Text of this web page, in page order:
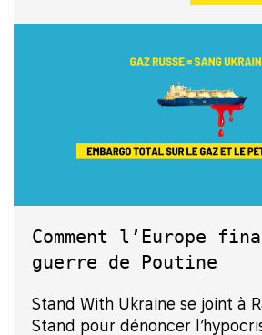
Comment l’Europe
guerre de Poutine
Stand With Ukraine se joint à
Stand pour dénoncer